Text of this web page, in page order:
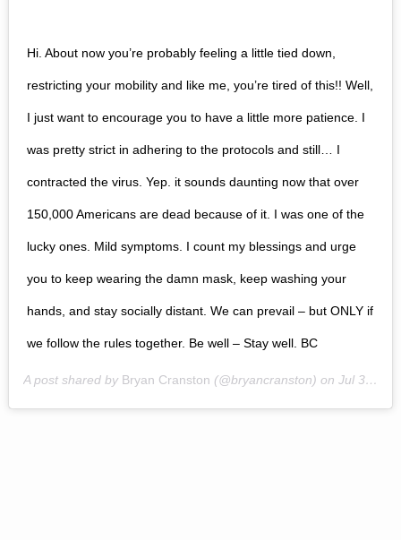
Hi. About now you’re probably feeling a little tied down,
restricting your mobility and like me, you’re tired of this!! Well,
I just want to encourage you to have a little more patience. I
was pretty strict in adhering to the protocols and still… I
contracted the virus. Yep. it sounds daunting now that over
150,000 Americans are dead because of it. I was one of the
lucky ones. Mild symptoms. I count my blessings and urge
you to keep wearing the damn mask, keep washing your
hands, and stay socially distant. We can prevail – but ONLY if
we follow the rules together. Be well – Stay well. BC
A post shared by Bryan Cranston (@bryancranston) on Jul 30, 2020 at 9:32am PDT